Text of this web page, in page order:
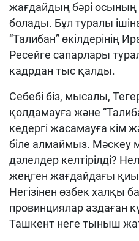
жағдайдың бәрі осының
болады. Бұл туралы
“Талибан” өкілдерінің
Ресейге сапарлары
кадрдан тыс қалды.
Себебі біз, мысалы,
қолдамауға және
кедергі жасамауға кім
біле алмаймыз. Мәскеу
дәлелдер келтірілді?
жеңген жағдайдағы
Негізінен өзбек халқы
провинциялар аздаған
Ташкент неге тыныш